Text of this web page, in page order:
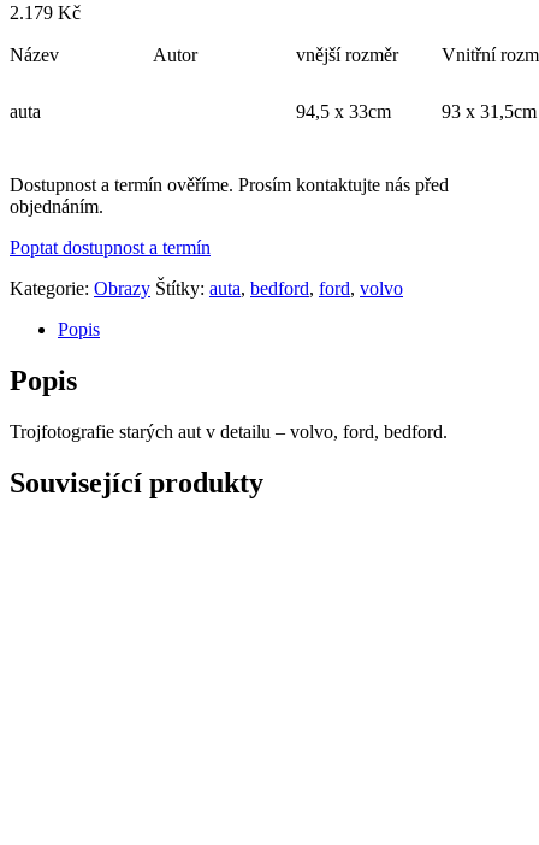
2.179 Kč
Název Autor vnější rozměr Vnitřní
auta 94,5 x 33cm 93 x 31,5cm
Dostupnost a termín ověříme. Prosím kontaktujte nás před
objednáním.
Poptat dostupnost a termín
Kategorie: Obrazy Štítky: auta, bedford, ford, volvo
Popis
Popis
Trojfotografie starých aut v detailu – volvo, ford, bedford.
Související produkty